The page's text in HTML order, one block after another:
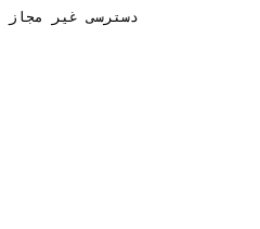
دسترسی غیر مجاز